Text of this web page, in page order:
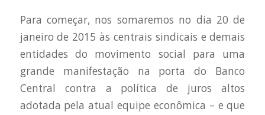
Para começar, nos somaremos no dia 20 de
janeiro de 2015 às centrais sindicais e demais
entidades do movimento social para uma
grande manifestação na porta do Banco
Central contra a política de juros altos
adotada pela atual equipe econômica – e que